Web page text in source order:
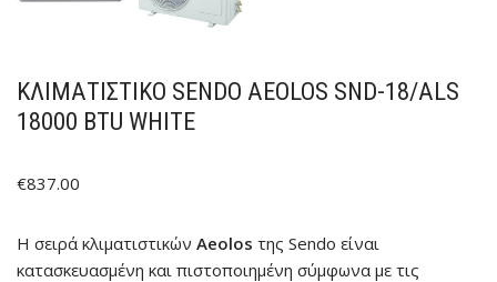
ΚΛΙΜΑΤΙΣΤΙΚΟ SENDO AEOLOS SND-18/ALS
18000 BTU WHITE
€837.00
H σειρά κλιματιστικών Aeolos της Sendo είναι
κατασκευασμένη και πιστοποιημένη σύμφωνα με τις